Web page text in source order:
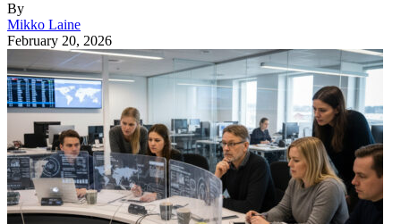
By
Mikko Laine
February 20, 2026